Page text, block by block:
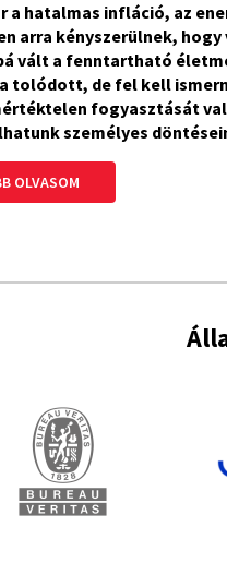
a hatalmas infláció, az
arra kényszerülnek,
vált a fenntartható
tolódott, de fel kell
fogyasztását
személyes
OLVASOM